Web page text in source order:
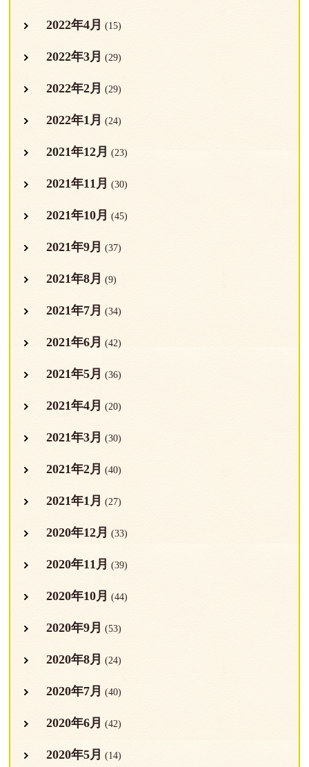
2022年4月 (15)
2022年3月 (29)
2022年2月 (29)
2022年1月 (24)
2021年12月 (23)
2021年11月 (30)
2021年10月 (45)
2021年9月 (37)
2021年8月 (9)
2021年7月 (34)
2021年6月 (42)
2021年5月 (36)
2021年4月 (20)
2021年3月 (30)
2021年2月 (40)
2021年1月 (27)
2020年12月 (33)
2020年11月 (39)
2020年10月 (44)
2020年9月 (53)
2020年8月 (24)
2020年7月 (40)
2020年6月 (42)
2020年5月 (14)